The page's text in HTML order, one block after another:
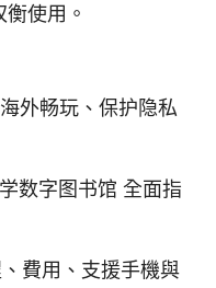
使用。
外畅玩、保护隐私
数字图书馆 全面指
費用、支援手機與